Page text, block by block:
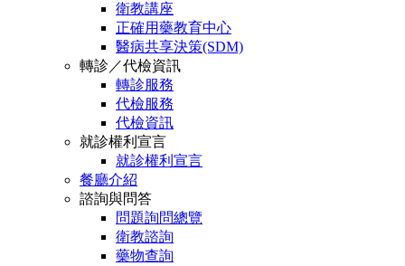
衛教講座
正確用藥教育中心
醫病共享決策(SDM)
轉診／代檢資訊
轉診服務
代檢服務
代檢資訊
就診權利宣言
就診權利宣言
餐廳介紹
諮詢與問答
問題詢問總覽
衛教諮詢
藥物查詢